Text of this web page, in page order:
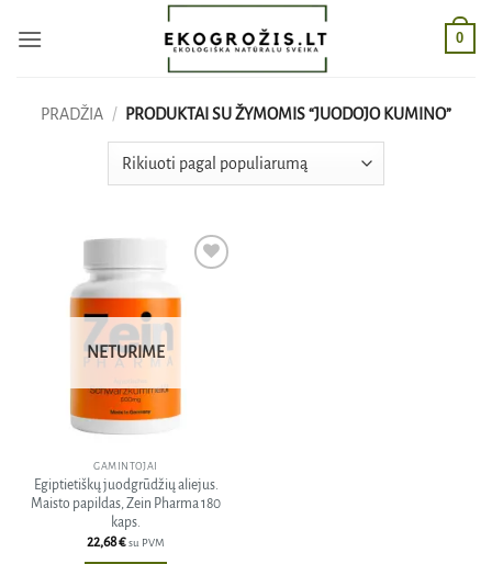
0
PRADŽIA / PRODUKTAI SU ŽYMOMIS “JUODOJO KUMINO”
NETURIME
GAMINTOJAI
Egiptietiškų juodgrūdžių aliejus.
Maisto papildas, Zein Pharma 180
kaps.
22,68€su PVM